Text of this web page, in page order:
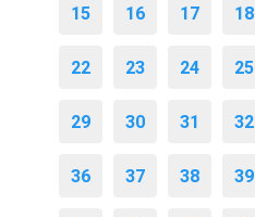
15 16 17 18
22 23 24 25
29 30 31 32
36 37 38 39